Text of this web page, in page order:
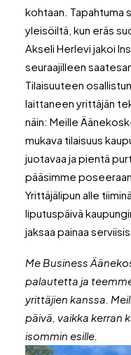
kohtaan. Tapahtuma
yleisöiltä, kun eräs
Akseli Herlevi jakoi
seuraajilleen
Tilaisuuteen
laittaneen yrittäjän
näin: Meille
mukava tilaisuus
juotavaa ja pientä
pääsimme
Yrittäjälipun alle
liputuspäivä
jaksaa painaa
Me Business
palautetta ja
yrittäjien kanssa.
päivä, vaikka kerran
isommin esille.